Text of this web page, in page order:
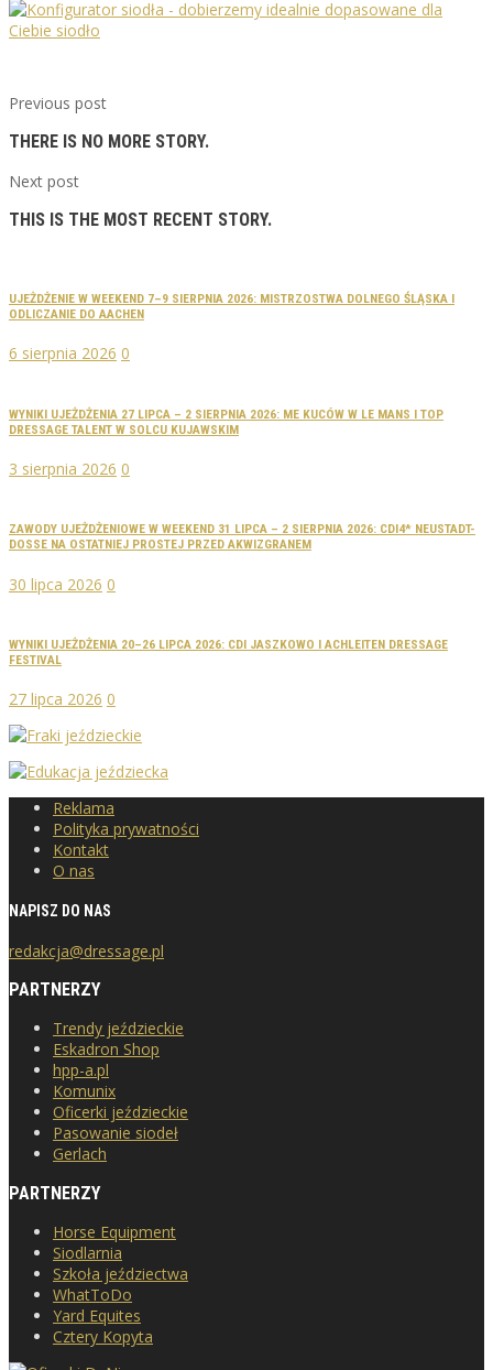
Previous post
THERE IS NO MORE STORY.
Next post
THIS IS THE MOST RECENT STORY.
UJEŻDŻENIE W WEEKEND 7–9 SIERPNIA 2026: MISTRZOSTWA DOLNEGO ŚLĄSKA I
ODLICZANIE DO AACHEN
6 sierpnia 2026 0
WYNIKI UJEŻDŻENIA 27 LIPCA – 2 SIERPNIA 2026: ME KUCÓW W LE MANS I TOP
DRESSAGE TALENT W SOLCU KUJAWSKIM
3 sierpnia 2026 0
ZAWODY UJEŻDŻENIOWE W WEEKEND 31 LIPCA – 2 SIERPNIA 2026: CDI4* NEUSTADT-
DOSSE NA OSTATNIEJ PROSTEJ PRZED AKWIZGRANEM
30 lipca 2026 0
WYNIKI UJEŻDŻENIA 20–26 LIPCA 2026: CDI JASZKOWO I ACHLEITEN DRESSAGE
FESTIVAL
27 lipca 2026 0
Reklama
Polityka prywatności
Kontakt
O nas
NAPISZ DO NAS
redakcja@dressage.pl
PARTNERZY
Trendy jeździeckie
Eskadron Shop
hpp-a.pl
Komunix
Oficerki jeździeckie
Pasowanie siodeł
Gerlach
PARTNERZY
Horse Equipment
Siodlarnia
Szkoła jeździectwa
WhatToDo
Yard Equites
Cztery Kopyta